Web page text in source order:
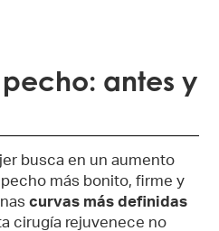
antes y
busca en un aumento
más bonito, firme y
curvas más definidas
cirugía rejuvenece no